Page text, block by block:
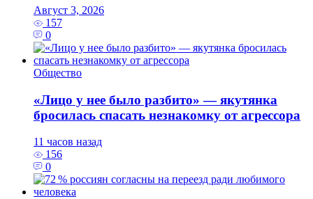
Август 3, 2026
157
0
Общество
«Лицо у нее было разбито» — якутянка
бросилась спасать незнакомку от агрессора
11 часов назад
156
0